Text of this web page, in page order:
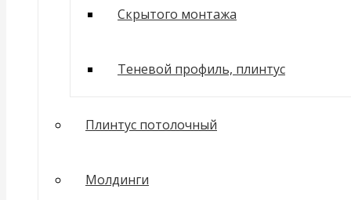
Скрытого монтажа
Теневой профиль, плинтус
Плинтус потолочный
Молдинги